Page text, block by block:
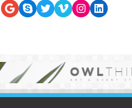
Google
SkypeTwitter
VimeoInstagram
LinkedIn